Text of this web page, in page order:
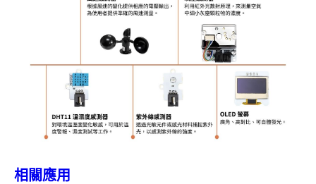
相關應用